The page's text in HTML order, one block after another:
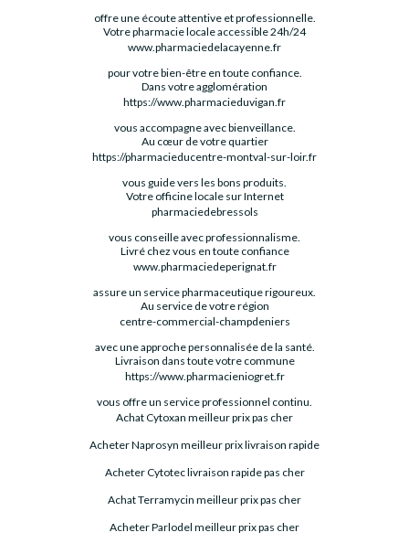
offre une écoute attentive et professionnelle.
Votre pharmacie locale accessible 24h/24
www.pharmaciedelacayenne.fr
pour votre bien-être en toute confiance.
Dans votre agglomération
https://www.pharmacieduvigan.fr
vous accompagne avec bienveillance.
Au cœur de votre quartier
https://pharmacieducentre-montval-sur-loir.fr
vous guide vers les bons produits.
Votre officine locale sur Internet
pharmaciedebressols
vous conseille avec professionnalisme.
Livré chez vous en toute confiance
www.pharmaciedeperignat.fr
assure un service pharmaceutique rigoureux.
Au service de votre région
centre-commercial-champdeniers
avec une approche personnalisée de la santé.
Livraison dans toute votre commune
https://www.pharmacieniogret.fr
vous offre un service professionnel continu.
Achat Cytoxan meilleur prix pas cher
Acheter Naprosyn meilleur prix livraison rapide
Acheter Cytotec livraison rapide pas cher
Achat Terramycin meilleur prix pas cher
Acheter Parlodel meilleur prix pas cher